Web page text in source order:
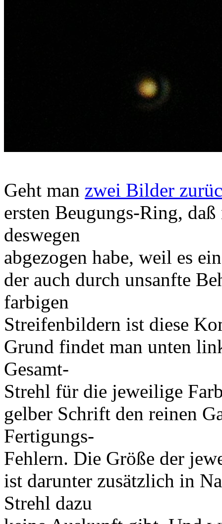
Geht man zwei Bilder
ersten Beugungs-Ring,
deswegen
abgezogen habe, weil es
der auch durch unsanfte
farbigen
Streifenbildern ist diese
Grund findet man unten
Gesamt-
Strehl für die jeweilige
gelber Schrift den reinen
Fertigungs-
Fehlern. Die Größe der
ist darunter zusätzlich in
Strehl dazu